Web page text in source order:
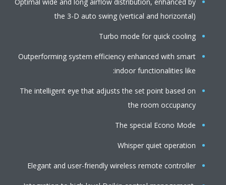
Optimal wide and long airflow distribution, enhanced by
the 3-D auto swing (vertical and horizontal)
Turbo mode for quick cooling
Outperforming system efficiency enhanced with smart
indoor functionalities like:
The intelligent eye that adjusts the set point based on
the room occupancy
The special Econo Mode
Whisper quiet operation
Elegant and user-friendly wireless remote controller